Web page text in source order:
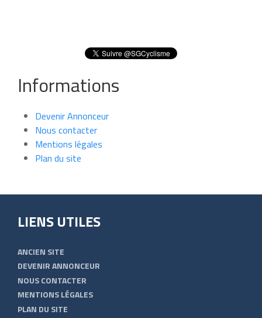
Informations
Devenir Annonceur
Nous contacter
Mentions légales
Plan du site
LIENS UTILES
ANCIEN SITE
DEVENIR ANNONCEUR
NOUS CONTACTER
MENTIONS LÉGALES
PLAN DU SITE